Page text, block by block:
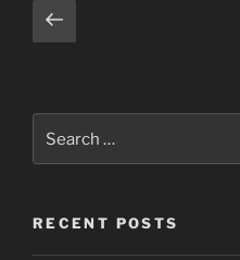
Posts
pagination
Previous
page
for:
RECENT POSTS